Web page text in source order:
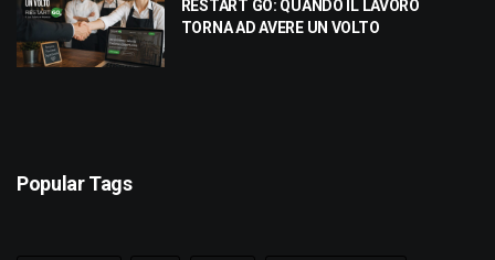
RESTART GO: QUANDO IL LAVORO
TORNA AD AVERE UN VOLTO
Popular Tags